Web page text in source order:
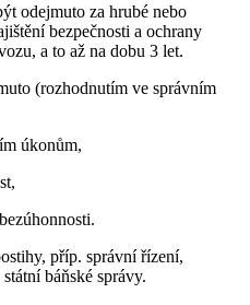
odejmuto za hrubé nebo
bezpečnosti a ochrany
a to až na dobu 3 let.
(rozhodnutím ve správním
úkonům,
příp. správní řízení,
báňské správy.